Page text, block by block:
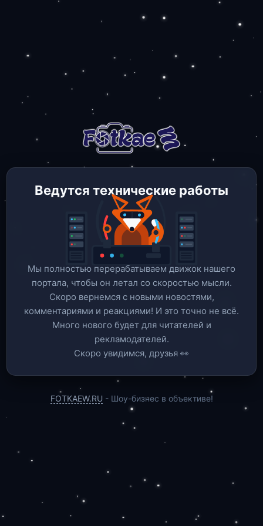
Ведутся технические работы
Мы полностью перерабатываем движок нашего
портала, чтобы он летал со скоростью мысли.
Скоро вернемся c новыми новостями,
комментариями и реакциями! И это точно не всё.
Много нового будет для читателей и
рекламодателей.
Скоро увидимся, друзья 👀
FOTKAEW.RU - Шоу-бизнес в объективе!